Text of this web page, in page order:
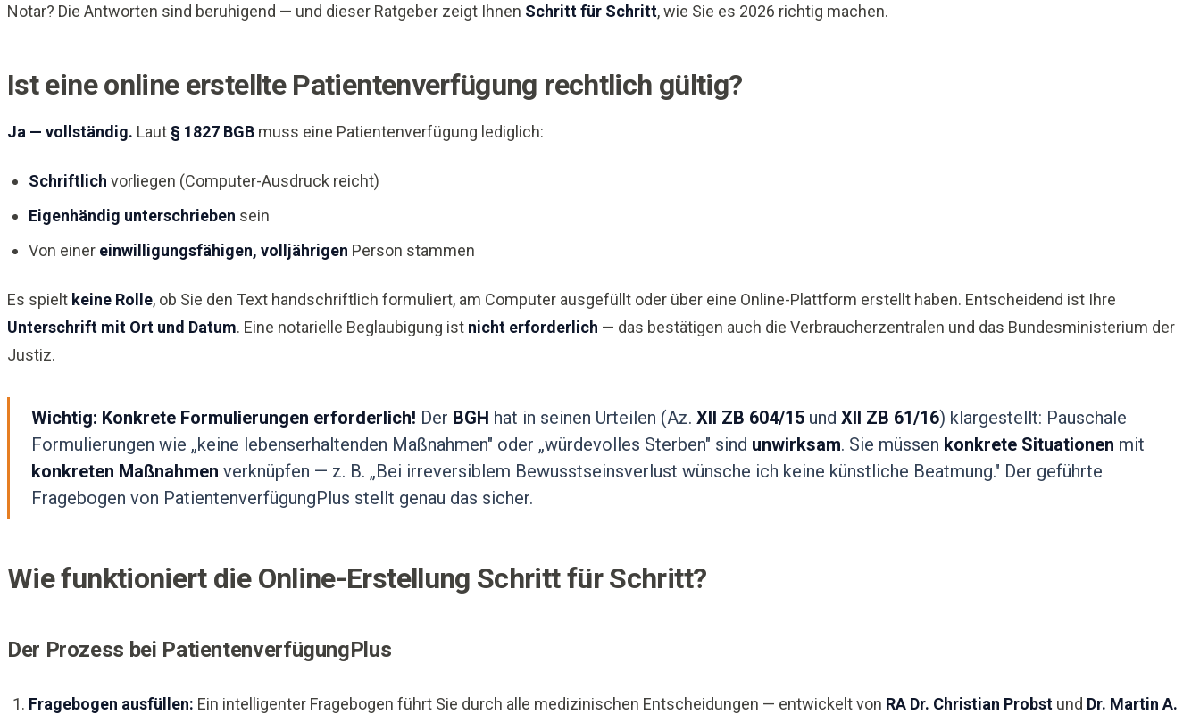
Notar? Die Antworten sind beruhigend — und dieser Ratgeber zeigt Ihnen Schritt für Schritt, wie Sie es 2026 richtig machen.
Ist eine online erstellte Patientenverfügung rechtlich gültig?
Ja — vollständig. Laut § 1827 BGB muss eine Patientenverfügung lediglich:
Schriftlich vorliegen (Computer-Ausdruck reicht)
Eigenhändig unterschrieben sein
Von einer einwilligungsfähigen, volljährigen Person stammen
Es spielt keine Rolle, ob Sie den Text handschriftlich formuliert, am Computer ausgefüllt oder über eine Online-Plattform erstellt haben. Entscheidend ist Ihre
Unterschrift mit Ort und Datum. Eine notarielle Beglaubigung ist nicht erforderlich — das bestätigen auch die Verbraucherzentralen und das Bundesministerium der
Justiz.
Wichtig: Konkrete Formulierungen erforderlich! Der BGH hat in seinen Urteilen (Az. XII ZB 604/15 und XII ZB 61/16) klargestellt: Pauschale
Formulierungen wie „keine lebenserhaltenden Maßnahmen" oder „würdevolles Sterben" sind unwirksam. Sie müssen konkrete Situationen mit
konkreten Maßnahmen verknüpfen — z. B. „Bei irreversiblem Bewusstseinsverlust wünsche ich keine künstliche Beatmung." Der geführte
Fragebogen von PatientenverfügungPlus stellt genau das sicher.
Wie funktioniert die Online-Erstellung Schritt für Schritt?
Der Prozess bei PatientenverfügungPlus
Fragebogen ausfüllen: Ein intelligenter Fragebogen führt Sie durch alle medizinischen Entscheidungen — entwickelt von RA Dr. Christian Probst und Dr. Martin A.